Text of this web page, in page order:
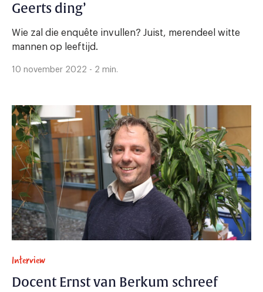
Geerts ding’
Wie zal die enquête invullen? Juist, merendeel witte
mannen op leeftijd.
10 november 2022 - 2 min.
Interview
Docent Ernst van Berkum schreef